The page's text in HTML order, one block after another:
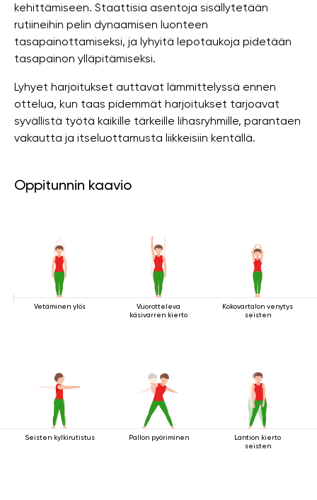
kehittämiseen. Staattisia asentoja sisällytetään
rutiineihin pelin dynaamisen luonteen
tasapainottamiseksi, ja lyhyitä lepotaukoja pidetään
tasapainon ylläpitämiseksi.
Lyhyet harjoitukset auttavat lämmittelyssä ennen
ottelua, kun taas pidemmät harjoitukset tarjoavat
syvällistä työtä kaikille tärkeille lihasryhmille, parantaen
vakautta ja itseluottamusta liikkeisiin kentällä.
Oppitunnin kaavio
Vetäminen ylös
Vuorotteleva
käsivarren kierto
Kokovartalon venytys
seisten
Seisten kylkirutistus Pallon pyöriminen
Lantion kierto
seisten